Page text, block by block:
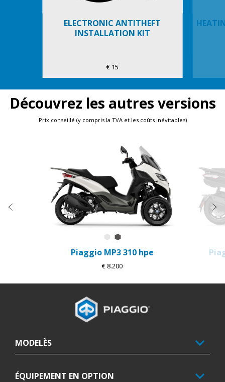
ELECTRONIC ANTITHEFT
INSTALLATION KIT
€ 15
Découvrez les autres versions
Prix conseillé (y compris la TVA et les coûts inévitables)
Bianco Luna
Piaggio MP3 310 hpe
€ 8.200
MODELÈS
ÉQUIPEMENT EN OPTION